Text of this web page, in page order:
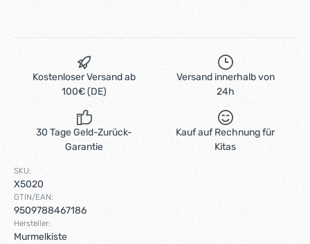
Kostenloser Versand ab
100€ (DE)
Versand innerhalb von
24h
30 Tage Geld-Zurück-
Garantie
Kauf auf Rechnung für
Kitas
SKU:
X5020
GTIN/EAN:
9509788467186
Hersteller:
Murmelkiste